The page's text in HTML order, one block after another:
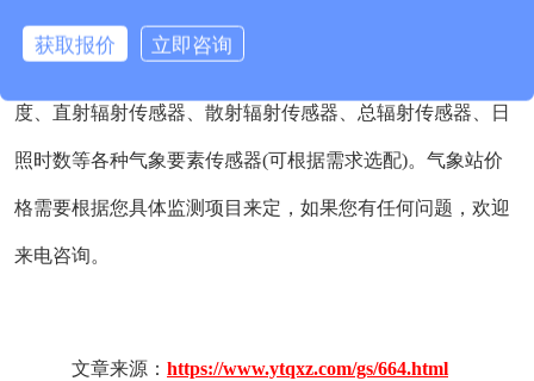
的更精准；环境温度、湿度、风速、风向、气压、组件温
度、直射辐射传感器、散射辐射传感器、总辐射传感器、日
照时数等各种气象要素传感器(可根据需求选配)。气象站价
格需要根据您具体监测项目来定，如果您有任何问题，欢迎
来电咨询。
文章来源： https://www.ytqxz.com/gs/664.html
获取报价 立即咨询